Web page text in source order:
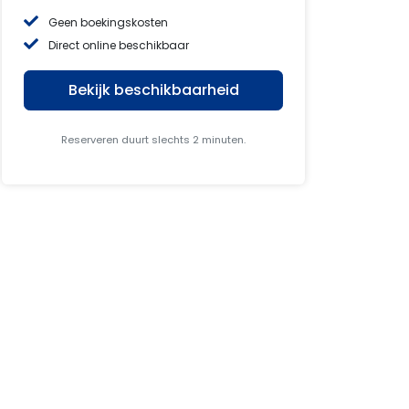
Geen boekingskosten
Direct online beschikbaar
Bekijk beschikbaarheid
Reserveren duurt slechts 2 minuten.